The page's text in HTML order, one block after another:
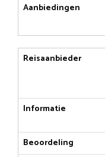
Aanbiedingen
Reisaanbieder
Informatie
Beoordeling